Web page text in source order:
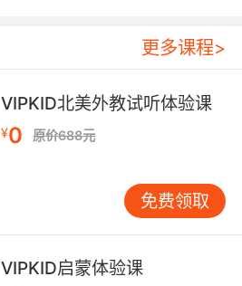
更多课程>
VIPKID北美外教试听体验课
¥0 原价688元
免费领取
VIPKID启蒙体验课